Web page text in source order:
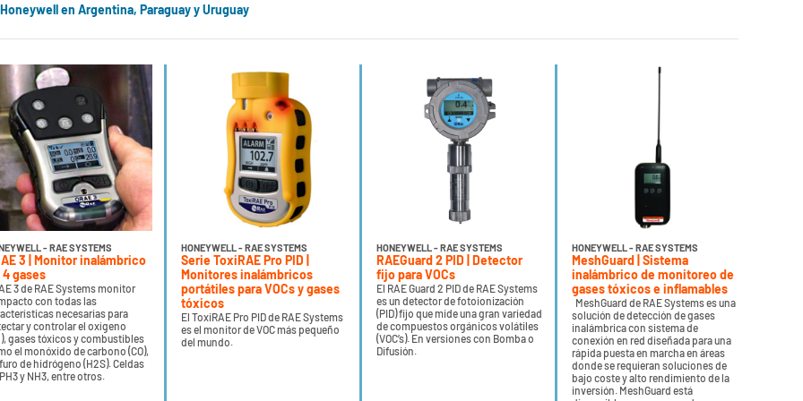
en Argentina, Paraguay y Uruguay
- RAE SYSTEMS
3 | Monitor inalámbrico
4 gases
3 de RAE Systems monitor
con todas las
necesarias para
y controlar el oxígeno
gases tóxicos y combustibles
el monóxido de carbono (CO),
de hidrógeno (H2S). Celdas
y NH3, entre otros.
HONEYWELL - RAE SYSTEMS
Serie ToxiRAE Pro PID |
Monitores inalámbricos
portátiles para VOCs y gases
tóxicos
El ToxiRAE Pro PID de RAE Systems
es el monitor de VOC más pequeño
del mundo.
HONEYWELL - RAE SYSTEMS
RAEGuard 2 PID | Detector
fijo para VOCs
El RAE Guard 2 PID de RAE Systems
es un detector de fotoionización
(PID) fijo que mide una gran variedad
de compuestos orgánicos volátiles
(VOC’s). En versiones con Bomba o
Difusión.
HONEYWELL - RAE SYSTEMS
MeshGuard | Sistema
inalámbrico de monitoreo de
gases tóxicos e inflamables
MeshGuard de RAE Systems es una
solución de detección de gases
inalámbrica con sistema de
conexión en red diseñada para una
rápida puesta en marcha en áreas
donde se requieran soluciones de
bajo coste y alto rendimiento de la
inversión. MeshGuard está